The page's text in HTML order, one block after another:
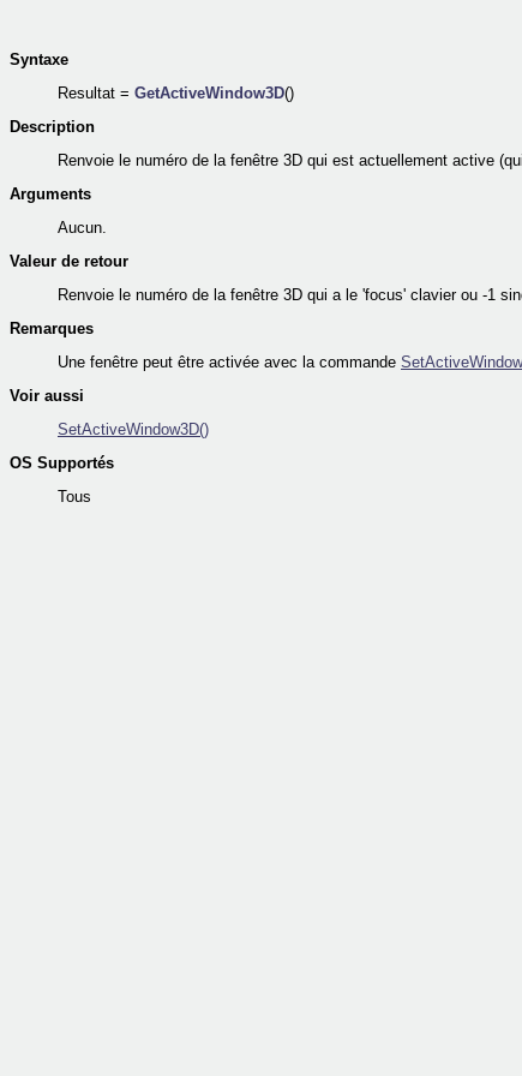
Syntaxe
Resultat = GetActiveWindow3D()
Description
Renvoie le numéro de la fenêtre 3D qui est actuellement active
Arguments
Aucun.
Valeur de retour
Renvoie le numéro de la fenêtre 3D qui a le 'focus' clavier ou -1
Remarques
Une fenêtre peut être activée avec la commande
Voir aussi
SetActiveWindow3D()
OS Supportés
Tous